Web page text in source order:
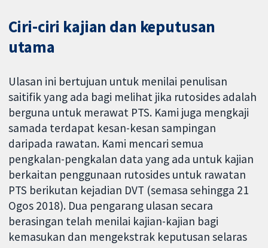
Ciri-ciri kajian dan keputusan
utama
Ulasan ini bertujuan untuk menilai penulisan
saitifik yang ada bagi melihat jika rutosides adalah
berguna untuk merawat PTS. Kami juga mengkaji
samada terdapat kesan-kesan sampingan
daripada rawatan. Kami mencari semua
pengkalan-pengkalan data yang ada untuk kajian
berkaitan penggunaan rutosides untuk rawatan
PTS berikutan kejadian DVT (semasa sehingga 21
Ogos 2018). Dua pengarang ulasan secara
berasingan telah menilai kajian-kajian bagi
kemasukan dan mengekstrak keputusan selaras